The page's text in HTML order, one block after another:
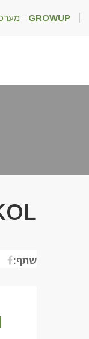
GROWUP
-
שתף: